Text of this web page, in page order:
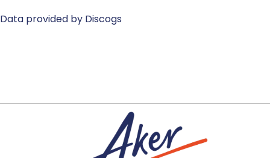
Data provided by Discogs